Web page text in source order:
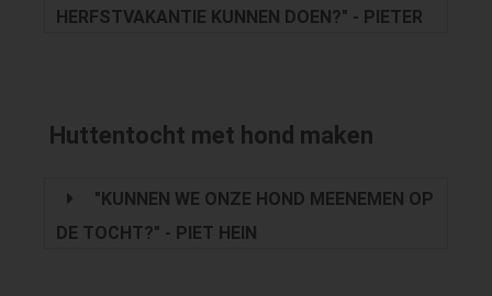
HERFSTVAKANTIE KUNNEN DOEN?" - PIETER
Huttentocht met hond maken
"KUNNEN WE ONZE HOND MEENEMEN OP
DE TOCHT?" - PIET HEIN